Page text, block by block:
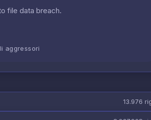
file data breach.
aggressori
13.976